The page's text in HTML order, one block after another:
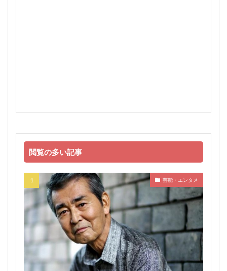
閲覧の多い記事
芸能・エンタメ